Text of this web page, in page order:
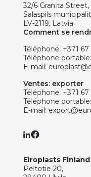
32/6 Granita
Salaspils
LV-2119, Latvia
Comment se
Téléphone: +371
Téléphone portable:
E-mail:
Ventes: exporter
Téléphone: +371
Téléphone portable:
E-mail:
Eiroplasts
Peltotie 20,